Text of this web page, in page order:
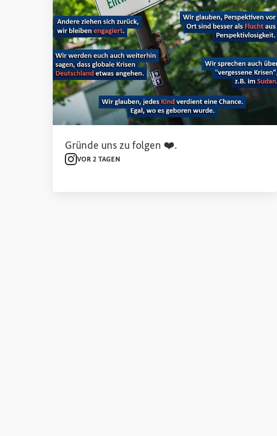
Gründe uns zu folgen ❤️.
Instagram
VOR 2 TAGEN
Externer Link